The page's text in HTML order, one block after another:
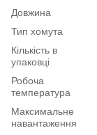
Довжина
Тип хомута
Кількість в
упаковці
Робоча
температура
Максимальне
навантаження